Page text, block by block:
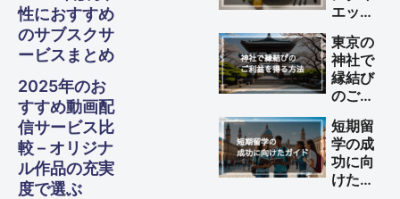
性におすすめ
のサブスクサ
ービスまとめ
2025年のお
すすめ動画配
信サービス比
較 – オリジナ
ル作品の充実
度で選ぶ
方法
エット
法
東京の
神社で
縁結び
のご利
る方法
短期留
学の成
功に向
けた完